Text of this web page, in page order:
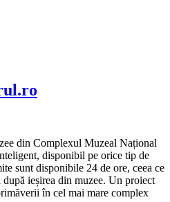
din Complexul Muzeal Național
disponibil pe orice tip de
sunt disponibile 24 de ore, ceea ce
ieșirea din muzee. Un proiect
în cel mai mare complex